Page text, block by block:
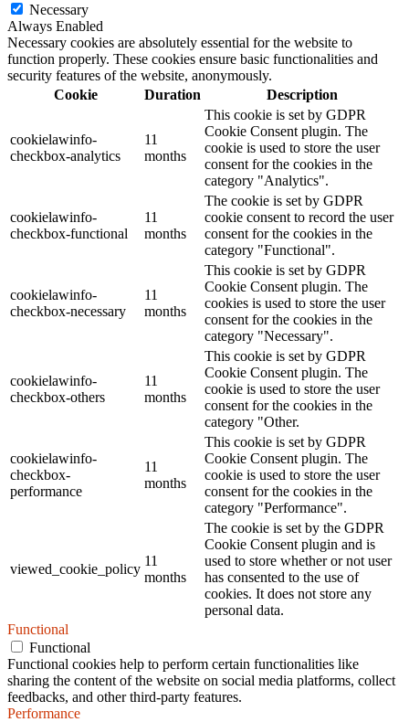
Necessary
Always Enabled
Necessary cookies are absolutely essential for the website to
function properly. These cookies ensure basic functionalities and
security features of the website, anonymously.
Cookie
Duration Description
cookielawinfo-
checkbox-analytics
11
months
This cookie is set by GDPR
Cookie Consent plugin. The
cookie is used to store the user
consent for the cookies in the
category "Analytics".
cookielawinfo-
checkbox-functional
11
months
The cookie is set by GDPR
cookie consent to record the user
consent for the cookies in the
category "Functional".
cookielawinfo-
checkbox-necessary
11
months
This cookie is set by GDPR
Cookie Consent plugin. The
cookies is used to store the user
consent for the cookies in the
category "Necessary".
cookielawinfo-
checkbox-others
11
months
This cookie is set by GDPR
Cookie Consent plugin. The
cookie is used to store the user
consent for the cookies in the
category "Other.
cookielawinfo-
checkbox-
performance
11
months
This cookie is set by GDPR
Cookie Consent plugin. The
cookie is used to store the user
consent for the cookies in the
category "Performance".
viewed_cookie_policy
11
months
The cookie is set by the GDPR
Cookie Consent plugin and is
used to store whether or not user
has consented to the use of
cookies. It does not store any
personal data.
Functional
Functional
Functional cookies help to perform certain functionalities like
sharing the content of the website on social media platforms, collect
feedbacks, and other third-party features.
Performance